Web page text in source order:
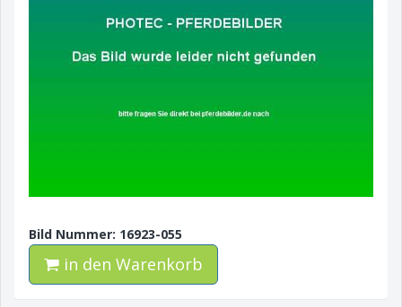
Bild Nummer: 16923-055
in den Warenkorb